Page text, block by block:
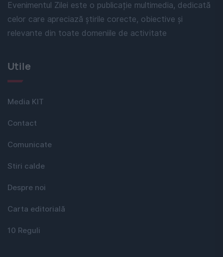
Evenimentul Zilei este o publicație multimedia, dedicată
celor care apreciază știrile corecte, obiective și
relevante din toate domeniile de activitate
Utile
Media KIT
Contact
Comunicate
Stiri calde
Despre noi
Carta editorială
10 Reguli